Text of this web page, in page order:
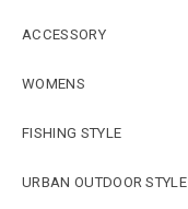
ACCESSORY
WOMENS
FISHING STYLE
URBAN OUTDOOR STYLE